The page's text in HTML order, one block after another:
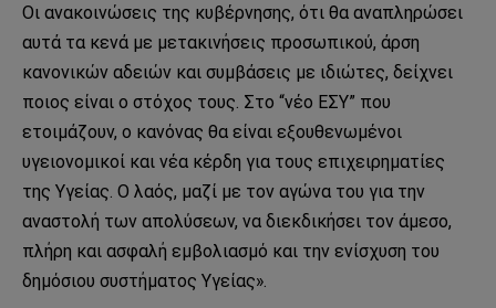
Οι ανακοινώσεις της κυβέρνησης, ότι θα αναπληρώσει
αυτά τα κενά με μετακινήσεις προσωπικού, άρση
κανονικών αδειών και συμβάσεις με ιδιώτες, δείχνει
ποιος είναι ο στόχος τους. Στο “νέο ΕΣΥ” που
ετοιμάζουν, ο κανόνας θα είναι εξουθενωμένοι
υγειονομικοί και νέα κέρδη για τους επιχειρηματίες
της Υγείας. Ο λαός, μαζί με τον αγώνα του για την
αναστολή των απολύσεων, να διεκδικήσει τον άμεσο,
πλήρη και ασφαλή εμβολιασμό και την ενίσχυση του
δημόσιου συστήματος Υγείας».